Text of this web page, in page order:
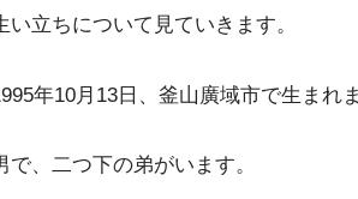
い立ちについて見ていきます。
年10月13日、釜山廣域市で生まれ
、二つ下の弟がいます。